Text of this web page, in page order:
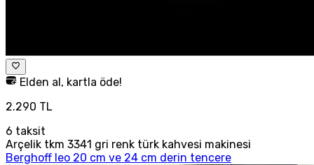
Elden al, kartla öde!
2.290 TL
6 taksit
Arçelik tkm 3341 gri renk türk kahvesi makinesi
Berghoff leo 20 cm ve 24 cm derin tencere